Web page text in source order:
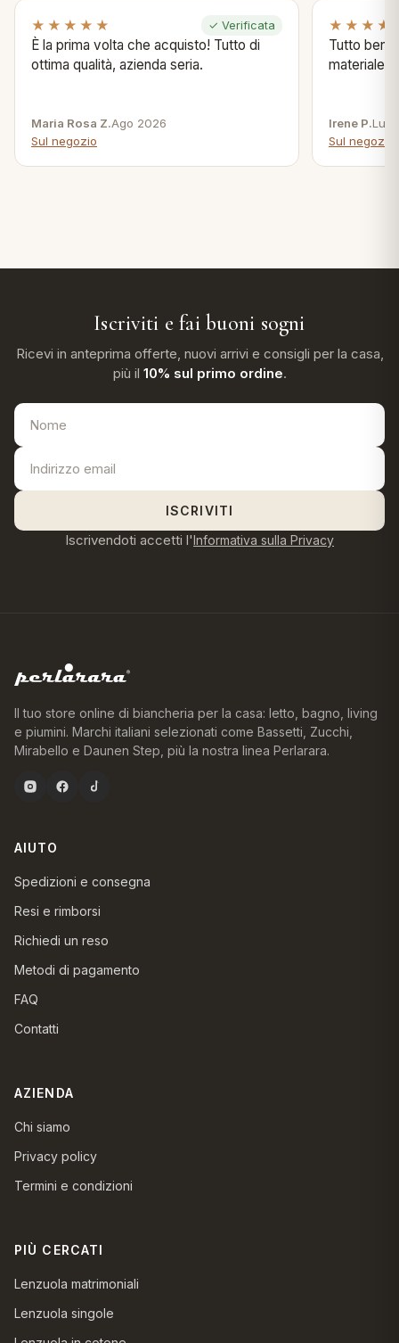
★★★★★ ✓ Verificata
È la prima volta che acquisto! Tutto di
ottima qualità, azienda seria.
Maria Rosa Z.Ago 2026
Sul negozio
Tutto bene
materiale .
Irene P.Lug
Sul negozio
Iscriviti e fai buoni sogni
Ricevi in anteprima offerte, nuovi arrivi e consigli per la casa,
più il 10% sul primo ordine.
ISCRIVITI
Iscrivendoti accetti l'Informativa sulla Privacy
Il tuo store online di biancheria per la casa: letto, bagno, living
e piumini. Marchi italiani selezionati come Bassetti, Zucchi,
Mirabello e Daunen Step, più la nostra linea Perlarara.
AIUTO
Spedizioni e consegna
Resi e rimborsi
Richiedi un reso
Metodi di pagamento
FAQ
Contatti
AZIENDA
Chi siamo
Privacy policy
Termini e condizioni
PIÙ CERCATI
Lenzuola matrimoniali
Lenzuola singole